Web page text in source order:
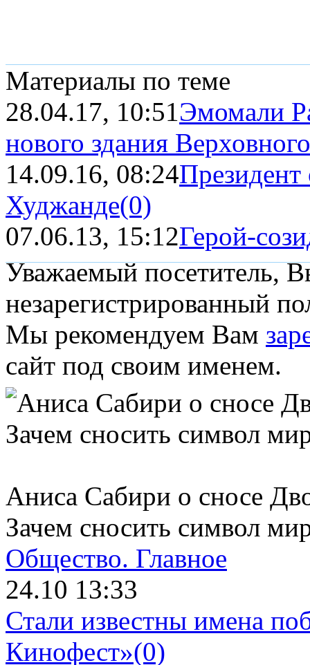
Материалы по теме
28.04.17, 10:51Эмомали
нового здания
14.09.16, 08:24Президент
Худжанде(0)
07.06.13, 15:12Герой-
Уважаемый посетитель,
незарегистрированный
Мы рекомендуем Вам
сайт под своим именем.
Аниса Сабири о сносе
Зачем сносить символ
Общество. Главное
24.10 13:33
Стали известны имена
Кинофест»(0)